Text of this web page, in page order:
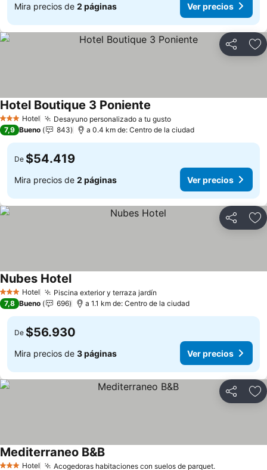
Mira precios de 2 páginas Ver precios
Compartir
3 Estrellas
Hotel Desayuno personalizado a tu gusto
Hotel Boutique 3 Poniente
7,9 Bueno 843 a 0.4 km de: Centro de la ciudad
De $54.419
Mira precios de 2 páginas Ver precios
Compartir
3 Estrellas
Hotel Piscina exterior y terraza jardín
Nubes Hotel
7,8 Bueno 696 a 1.1 km de: Centro de la ciudad
De $56.930
Mira precios de 3 páginas Ver precios
Compartir
Hotel Acogedoras habitaciones con suelos de parquet.
Mediterraneo B&B